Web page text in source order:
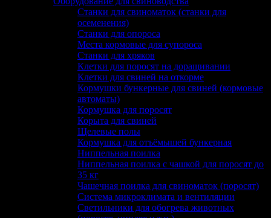
Станки для свиноматок (станки для
осеменения)
Станки для опороса
Места кормовые для супороса
Станки для хряков
Клетки для поросят на доращивании
Клетки для свиней на откорме
Кормушки бункерные для свиней (кормовые
автоматы)
Кормушка для поросят
Корыта для свиней
Щелевые полы
Кормушка для отъёмышей бункерная
Ниппельная поилка
Ниппельная поилка с чашкой для поросят до
35 кг
Чашечная поилка для свиноматок (поросят)
Система микроклимата и вентиляции
Светильники для обогрева животных